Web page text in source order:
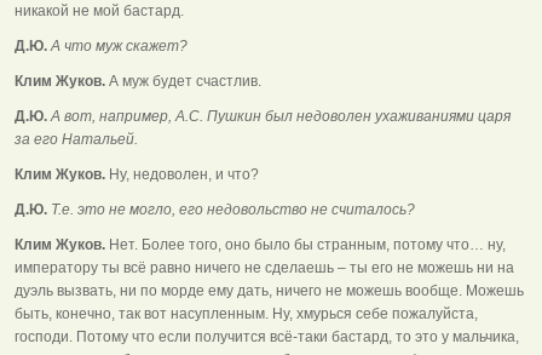
никакой не мой бастард.
Д.Ю.А что муж скажет?
Клим Жуков. А муж будет счастлив.
Д.Ю.А вот, например, А.С. Пушкин был недоволен ухаживаниями царя
за его Натальей.
Клим Жуков. Ну, недоволен, и что?
Д.Ю. Т.е. это не могло, его недовольство не считалось?
Клим Жуков. Нет. Более того, оно было бы странным, потому что… ну,
императору ты всё равно ничего не сделаешь – ты его не можешь ни на
дуэль вызвать, ни по морде ему дать, ничего не можешь вообще. Можешь
быть, конечно, так вот насупленным. Ну, хмурься себе пожалуйста,
господи. Потому что если получится всё-таки бастард, то это у мальчика,